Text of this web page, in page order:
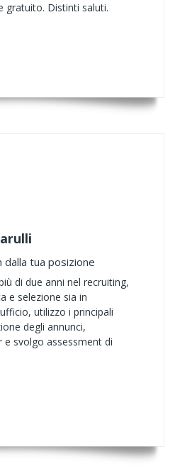
gratuito. Distinti saluti.
dalla tua posizione
di due anni nel recruiting,
e selezione sia in
utilizzo i principali
degli annunci,
svolgo assessment di